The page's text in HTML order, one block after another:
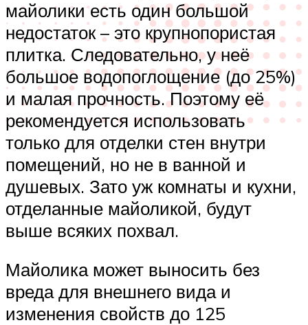
майолики есть один большой
недостаток – это крупнопористая
плитка. Следовательно, у неё
большое водопоглощение (до 25%)
и малая прочность. Поэтому её
рекомендуется использовать
только для отделки стен внутри
помещений, но не в ванной и
душевых. Зато уж комнаты и кухни,
отделанные майоликой, будут
выше всяких похвал.
Майолика может выносить без
вреда для внешнего вида и
изменения свойств до 125